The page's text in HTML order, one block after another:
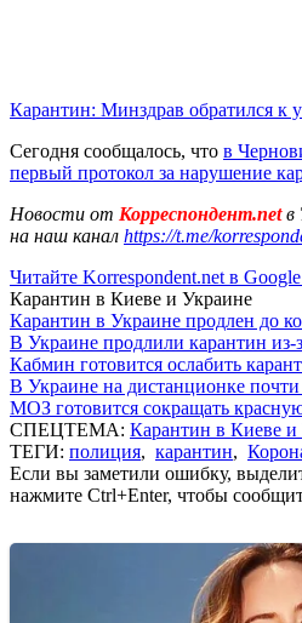
Карантин: Минздрав обратился к
Сегодня сообщалось, что в
первый протокол за нарушение
Новости от Корреспондент.netв
на наш канал https://t.me/
Читайте Korrespondent.net в
Карантин в Киеве и Украине
Карантин в Украине продлен до
В Украине продлили карантин из-
Кабмин готовится ослабить
В Украине на дистанционке
МОЗ готовится сокращать
СПЕЦТЕМА: Карантин в Киеве и
ТЕГИ: полиция, карантин,
Если вы заметили ошибку,
нажмите Ctrl+Enter, чтобы